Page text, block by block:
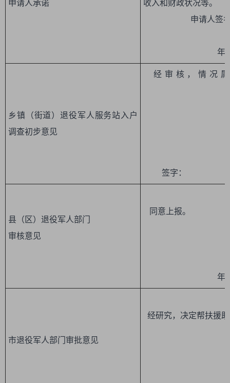
申请人承诺
收入和财政状况
申请人签名
年
乡镇（街道）退役军人服务站入户
调查初步意见
经审核，情况
签字： 年
县（区）退役军人部门
审核意见
同意上报。
年 月
市退役军人部门审批意见
经研究，决定帮扶援